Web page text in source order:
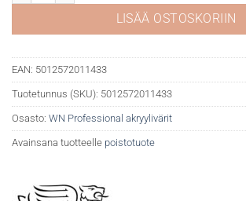
LISÄÄ OSTOSKORIIN
EAN: 5012572011433
Tuotetunnus (SKU): 5012572011433
Osasto: WN Professional akryylivärit
Avainsana tuotteelle poistotuote